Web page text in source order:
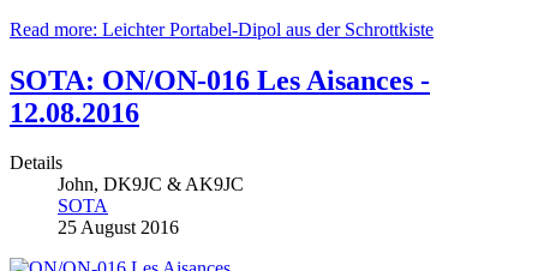
Read more: Leichter Portabel-Dipol aus der Schrottkiste
SOTA: ON/ON-016 Les Aisances -
12.08.2016
Details
John, DK9JC & AK9JC
SOTA
25 August 2016